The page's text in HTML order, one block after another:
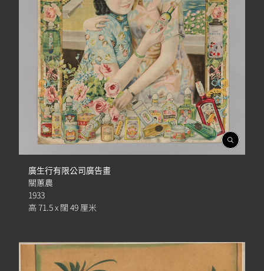
開
啟
廣生行有限公司廣告畫
關蕙農
1933
高 71.5 x 闊 49 厘米